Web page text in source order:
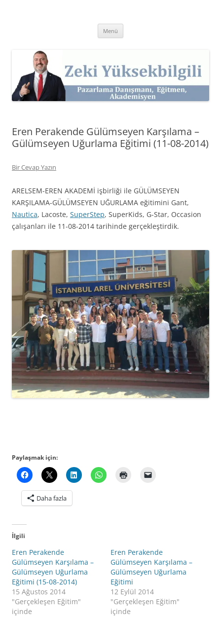
Kişisel Web Sitesi.
Menü
Eren Perakende Gülümseyen Karşılama –
Gülümseyen Uğurlama Eğitimi (11-08-2014)
Bir Cevap Yazın
ARELSEM-EREN AKADEMİ işbirliği ile GÜLÜMSEYEN
KARŞILAMA-GÜLÜMSEYEN UĞURLAMA eğitimini Gant,
Nautica, Lacoste, SuperStep, SuperKids, G-Star, Occasion
çalışanları ile 11-08-2014 tarihinde gerçekleştirdik.
Paylaşmak için:
Daha fazla
İlgili
Eren Perakende
Gülümseyen Karşılama –
Gülümseyen Uğurlama
Eğitimi (15-08-2014)
15 Ağustos 2014
"Gerçekleşen Eğitim"
içinde
Eren Perakende
Gülümseyen Karşılama –
Gülümseyen Uğurlama
Eğitimi
12 Eylül 2014
"Gerçekleşen Eğitim"
içinde